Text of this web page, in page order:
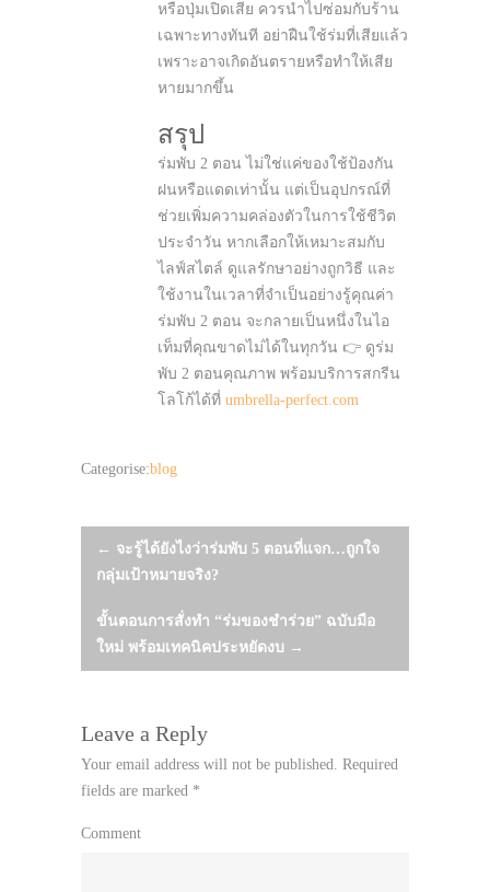
หรือปุ่มเปิดเสีย ควรนำไปซ่อมกับร้าน
เฉพาะทางทันที อย่าฝืนใช้ร่มที่เสียแล้ว
เพราะอาจเกิดอันตรายหรือทำให้เสีย
หายมากขึ้น
สรุป
ร่มพับ 2 ตอน ไม่ใช่แค่ของใช้ป้องกัน
ฝนหรือแดดเท่านั้น แต่เป็นอุปกรณ์ที่
ช่วยเพิ่มความคล่องตัวในการใช้ชีวิต
ประจำวัน หากเลือกให้เหมาะสมกับ
ไลฟ์สไตล์ ดูแลรักษาอย่างถูกวิธี และ
ใช้งานในเวลาที่จำเป็นอย่างรู้คุณค่า
ร่มพับ 2 ตอน จะกลายเป็นหนึ่งในไอ
เท็มที่คุณขาดไม่ได้ในทุกวัน 👉 ดูร่ม
พับ 2 ตอนคุณภาพ พร้อมบริการสกรีน
โลโก้ได้ที่ umbrella-perfect.com
Categorise:blog
Post
navigation
← จะรู้ได้ยังไงว่าร่มพับ 5 ตอนที่แจก…ถูกใจ
กลุ่มเป้าหมายจริง?
ขั้นตอนการสั่งทำ “ร่มของชำร่วย” ฉบับมือ
ใหม่ พร้อมเทคนิคประหยัดงบ →
Leave a Reply
Your email address will not be published. Required
fields are marked *
Comment